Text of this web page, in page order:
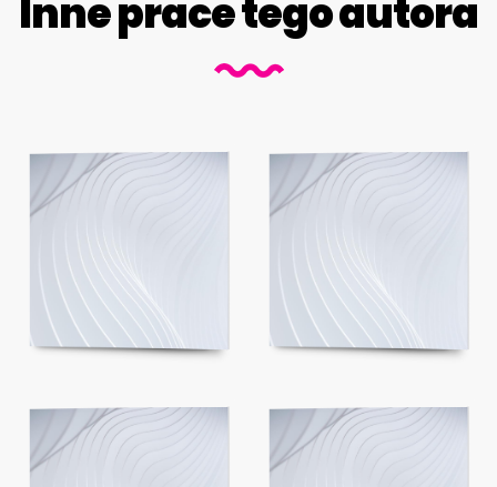
Inne prace tego autora